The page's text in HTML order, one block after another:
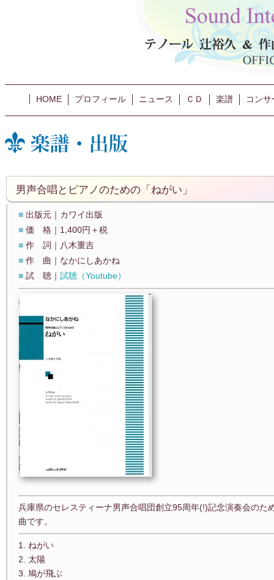
HOME プロフィール ニュース ＣＤ 楽譜 コン
男声合唱とピアノのための「ねがい」
■ 出版元｜カワイ出版
■ 価 格｜1,400円＋税
■ 作 詞｜八木重吉
■ 作 曲｜なかにしあかね
■ 試 聴｜ 試聴（Youtube）
兵庫県のセレスティーナ男声合唱団創立95周年(!)記念演奏会のた
曲です。
1. ねがい
2. 太陽
3. 鳩が飛ぶ